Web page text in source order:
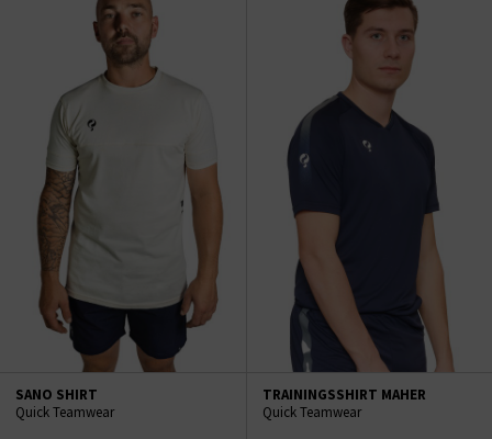
SANO SHIRT
Quick Teamwear
TRAININGSSHIRT MAHER
Quick Teamwear